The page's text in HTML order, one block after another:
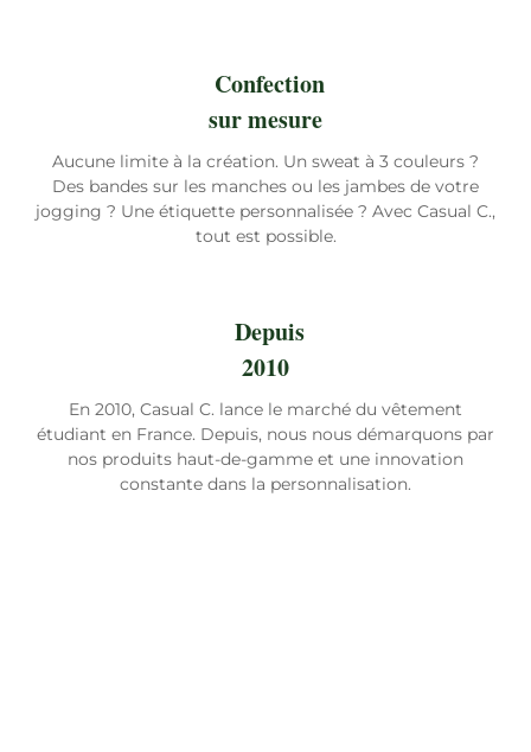
Confection
sur mesure
Aucune limite à la création. Un sweat à 3 couleurs ?
Des bandes sur les manches ou les jambes de votre
jogging ? Une étiquette personnalisée ? Avec Casual C.,
tout est possible.
Depuis
2010
En 2010, Casual C. lance le marché du vêtement
étudiant en France. Depuis, nous nous démarquons par
nos produits haut-de-gamme et une innovation
constante dans la personnalisation.